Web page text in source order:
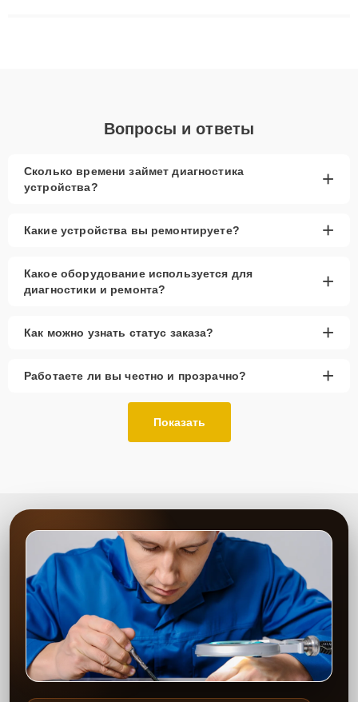
Вопросы и ответы
Сколько времени займет диагностика
устройства?
+
Какие устройства вы ремонтируете? +
Какое оборудование используется для
диагностики и ремонта?
+
Как можно узнать статус заказа? +
Работаете ли вы честно и прозрачно? +
Показать